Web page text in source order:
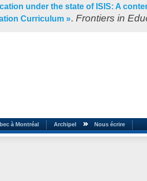
under the state of ISIS: A
Curriculum ». Frontiers in
à Montréal Archipel Nous écrire